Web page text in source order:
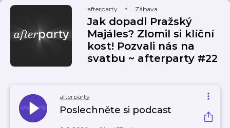
afterparty Zábava
Jak dopadl Pražský
Majáles? Zlomil si klíční
kost! Pozvali nás na
svatbu ~ afterparty #22
afterparty
Poslechněte si podcast